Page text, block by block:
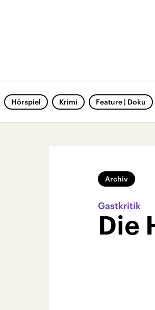
Hörspiel Krimi Feature | Doku
Archiv
Gastkritik
Die